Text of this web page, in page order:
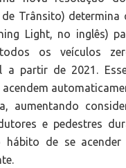
de Trânsito) determina
Light, no inglês)
os veículos
a partir de 2021.
aumentando
e pedestres
de se acender